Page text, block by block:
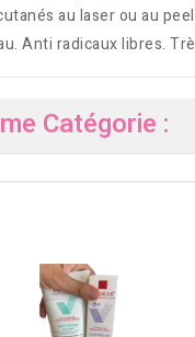
au laser ou au
Anti radicaux libres.
Catégorie :